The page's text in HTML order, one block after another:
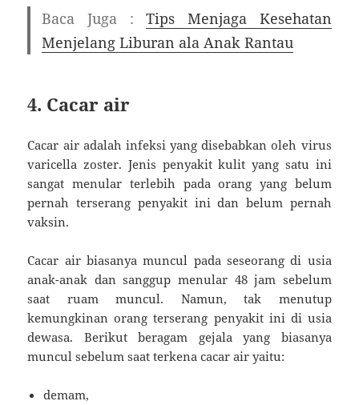
Baca Juga :Tips Menjaga Kesehatan
Menjelang Liburan ala Anak Rantau
4. Cacar air
Cacar air adalah infeksi yang disebabkan oleh virus
varicella zoster. Jenis penyakit kulit yang satu ini
sangat menular terlebih pada orang yang belum
pernah terserang penyakit ini dan belum pernah
vaksin.
Cacar air biasanya muncul pada seseorang di usia
anak-anak dan sanggup menular 48 jam sebelum
saat ruam muncul. Namun, tak menutup
kemungkinan orang terserang penyakit ini di usia
dewasa. Berikut beragam gejala yang biasanya
muncul sebelum saat terkena cacar air yaitu:
demam,